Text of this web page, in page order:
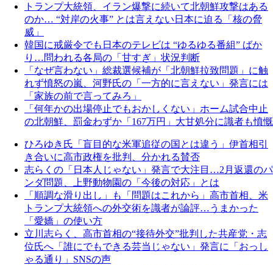
トランプ大統領、イラン爆撃に続いて北朝鮮攻撃はある
のか… “対岸の火事” とは言えない日本に迫る「核の脅
威」
韓国に戒厳令でも日本のテレビは “ゆるゆる番組” ばか
り…問われる各局の「甘すぎ」状況判断
「なぜ言わない」総裁選候補が「北朝鮮拉致問題」に触
れず憤怒の嵐、河野氏の「一方的に言えない」発言には
「家族の前で言ってみろ」
「何年かの出場停止でもおかしくない」ホーム試合中止
の北朝鮮、罰金わずか「167万円」大甘処分に識者も憤慨
ひろゆき氏「盲目的な米軍追従の国とは違う」伊首相引
き合いに高市政権を批判、分かれる賛否
志らくの「日本人じゃない」発言で大注目…2月返還のパ
ンダ問題、上野動物園の「今後の対応」とは
「順調な滑り出し」も「問題はこれから」高市首相、米
トランプ大統領への外交術を識者が論評…うまかった
「愛嬌」の使い方
立川志らく、高市首相の“接待外交”批判した共産党・志
位氏へ「誰にでもできる芸当じゃない」発言に「おっし
ゃる通り」SNSの声